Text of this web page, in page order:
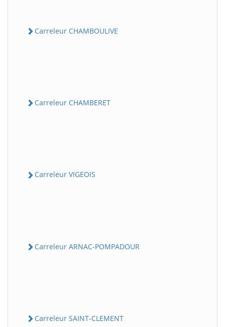
Carreleur CHAMBOULIVE
Carreleur CHAMBERET
Carreleur VIGEOIS
Carreleur ARNAC-POMPADOUR
Carreleur SAINT-CLEMENT